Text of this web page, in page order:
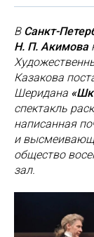
В Санкт-
Н. П. Акимова
Казакова
Шеридана
спектакль
написанная
и
общество
зал.